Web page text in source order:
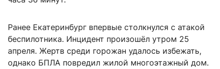
Ранее Екатеринбург впервые столкнулся с атакой
беспилотника. Инцидент произошёл утром 25
апреля. Жертв среди горожан удалось избежать,
однако БПЛА повредил жилой многоэтажный дом.